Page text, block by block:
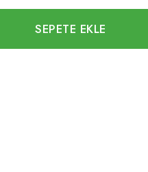
SEPETE EKLE